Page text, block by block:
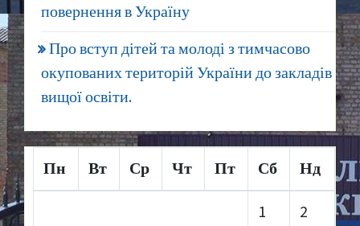
повернення в Україну
Про вступ дітей та молоді з тимчасово
окупованих територій України до закладів
вищої освіти.
Пн Вт Ср Чт Пт Сб Нд
1 2